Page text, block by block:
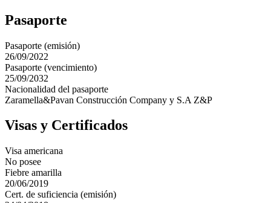
Pasaporte
Pasaporte (emisión)
26/09/2022
Pasaporte (vencimiento)
25/09/2032
Nacionalidad del pasaporte
Zaramella&Pavan Construcción Company y S.A Z&P
Visas y Certificados
Visa americana
No posee
Fiebre amarilla
20/06/2019
Cert. de suficiencia (emisión)